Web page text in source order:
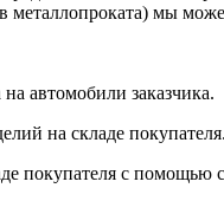
металлопроката) мы
автомобили заказчика.
на складе покупателя.
покупателя с